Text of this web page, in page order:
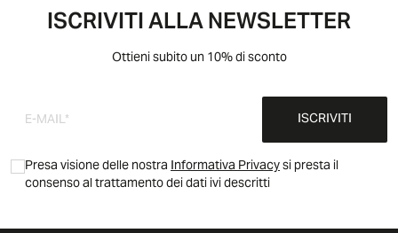
ISCRIVITI ALLA NEWSLETTER
Ottieni subito un 10% di sconto
ISCRIVITI
Presa visione delle nostraInformativa Privacysi presta il
consenso al trattamento dei dati ivi descritti